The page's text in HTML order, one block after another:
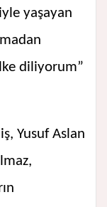
yaşayan
diliyorum”
Yusuf Aslan